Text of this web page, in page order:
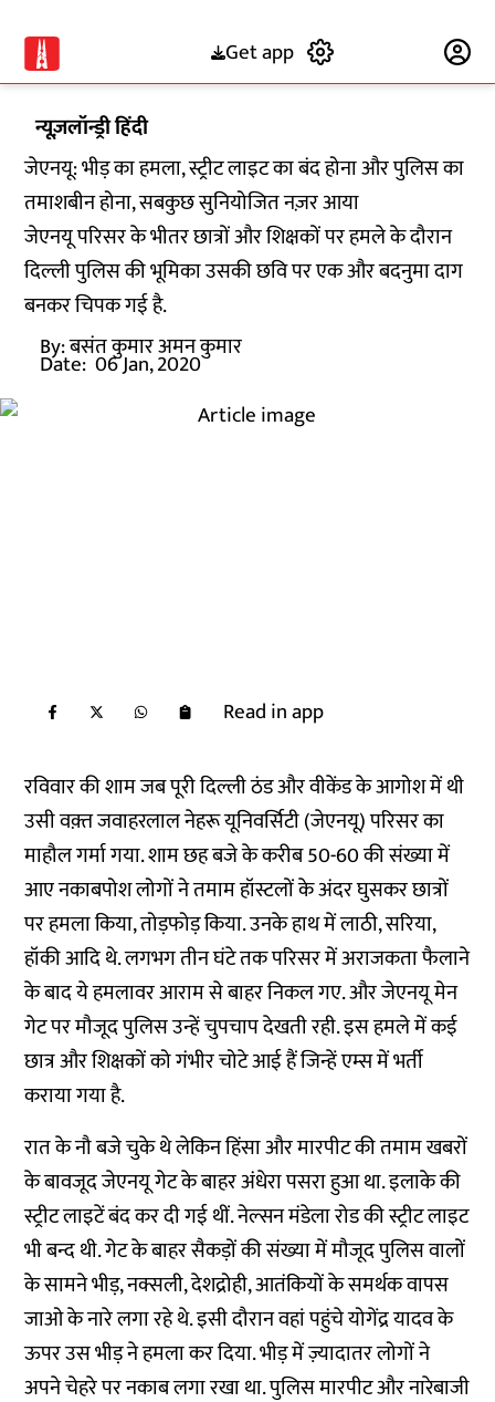
Get app
न्यूज़लॉन्ड्री हिंदी
जेएनयू: भीड़ का हमला, स्ट्रीट लाइट का बंद होना और पुलिस का
तमाशबीन होना, सबकुछ सुनियोजित नज़र आया
जेएनयू परिसर के भीतर छात्रों और शिक्षकों पर हमले के दौरान
दिल्ली पुलिस की भूमिका उसकी छवि पर एक और बदनुमा दाग
बनकर चिपक गई है.
By:बसंत कुमार अमन कुमार
Date: 06 Jan, 2020
Read in app
रविवार की शाम जब पूरी दिल्ली ठंड और वीकेंड के आगोश में थी
उसी वक़्त जवाहरलाल नेहरू यूनिवर्सिटी (जेएनयू) परिसर का
माहौल गर्मा गया. शाम छह बजे के करीब 50-60 की संख्या में
आए नकाबपोश लोगों ने तमाम हॉस्टलों के अंदर घुसकर छात्रों
पर हमला किया, तोड़फोड़ किया. उनके हाथ में लाठी, सरिया,
हॉकी आदि थे. लगभग तीन घंटे तक परिसर में अराजकता फैलाने
के बाद ये हमलावर आराम से बाहर निकल गए. और जेएनयू मेन
गेट पर मौजूद पुलिस उन्हें चुपचाप देखती रही. इस हमले में कई
छात्र और शिक्षकों को गंभीर चोटे आई हैं जिन्हें एम्स में भर्ती
कराया गया है.
रात के नौ बजे चुके थे लेकिन हिंसा और मारपीट की तमाम खबरों
के बावजूद जेएनयू गेट के बाहर अंधेरा पसरा हुआ था. इलाके की
स्ट्रीट लाइटें बंद कर दी गई थीं. नेल्सन मंडेला रोड की स्ट्रीट लाइट
भी बन्द थी. गेट के बाहर सैकड़ों की संख्या में मौजूद पुलिस वालों
के सामने भीड़, नक्सली, देशद्रोही, आतंकियों के समर्थक वापस
जाओ के नारे लगा रहे थे. इसी दौरान वहां पहुंचे योगेंद्र यादव के
ऊपर उस भीड़ ने हमला कर दिया. भीड़ में ज़्यादातर लोगों ने
अपने चेहरे पर नकाब लगा रखा था. पुलिस मारपीट और नारेबाजी